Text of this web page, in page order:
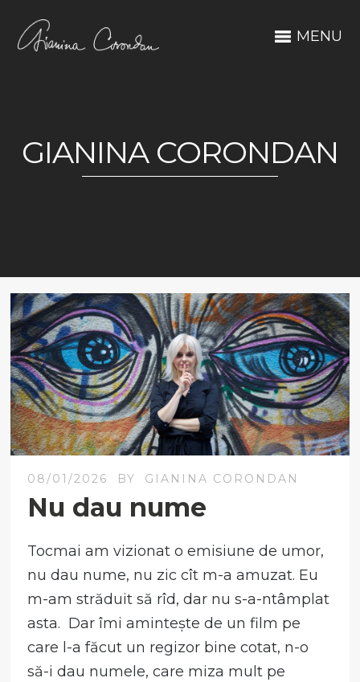
MENU
GIANINA CORONDAN
08/01/2026 BY GIANINA CORONDAN
Nu dau nume
Tocmai am vizionat o emisiune de umor,
nu dau nume, nu zic cît m-a amuzat. Eu
m-am străduit să rîd, dar nu s-a-ntâmplat
asta. Dar îmi amintește de un film pe
care l-a făcut un regizor bine cotat, n-o
să-i dau numele, care miza mult pe